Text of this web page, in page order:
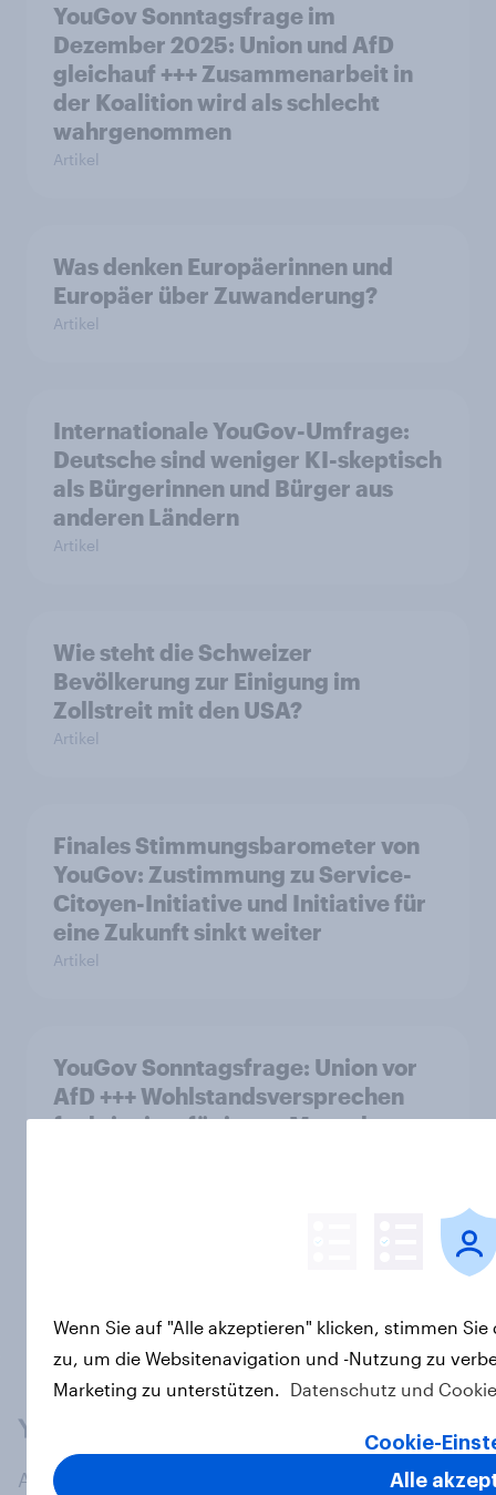
YouGov Sonntagsfrage im
Dezember 2025: Union und AfD
gleichauf +++ Zusammenarbeit in
der Koalition wird als schlecht
wahrgenommen
Artikel
Was denken Europäerinnen und
Europäer über Zuwanderung?
Artikel
Internationale YouGov-Umfrage:
Deutsche sind weniger KI-skeptisch
als Bürgerinnen und Bürger aus
anderen Ländern
Artikel
Wie steht die Schweizer
Bevölkerung zur Einigung im
Zollstreit mit den USA?
Artikel
Finales Stimmungsbarometer von
YouGov: Zustimmung zu Service-
Citoyen-Initiative und Initiative für
eine Zukunft sinkt weiter
Artikel
YouGov Sonntagsfrage: Union vor
AfD +++ Wohlstandsversprechen
funktioniert für junge Menschen
At the heart of our company is a global online
Wenn Sie auf "Alle akzeptieren" klicken, stimmen
zu, um die Websitenavigation und -Nutzung zu
Marketing zu unterstützen.
Datenschutz und
Cookie-
Alle